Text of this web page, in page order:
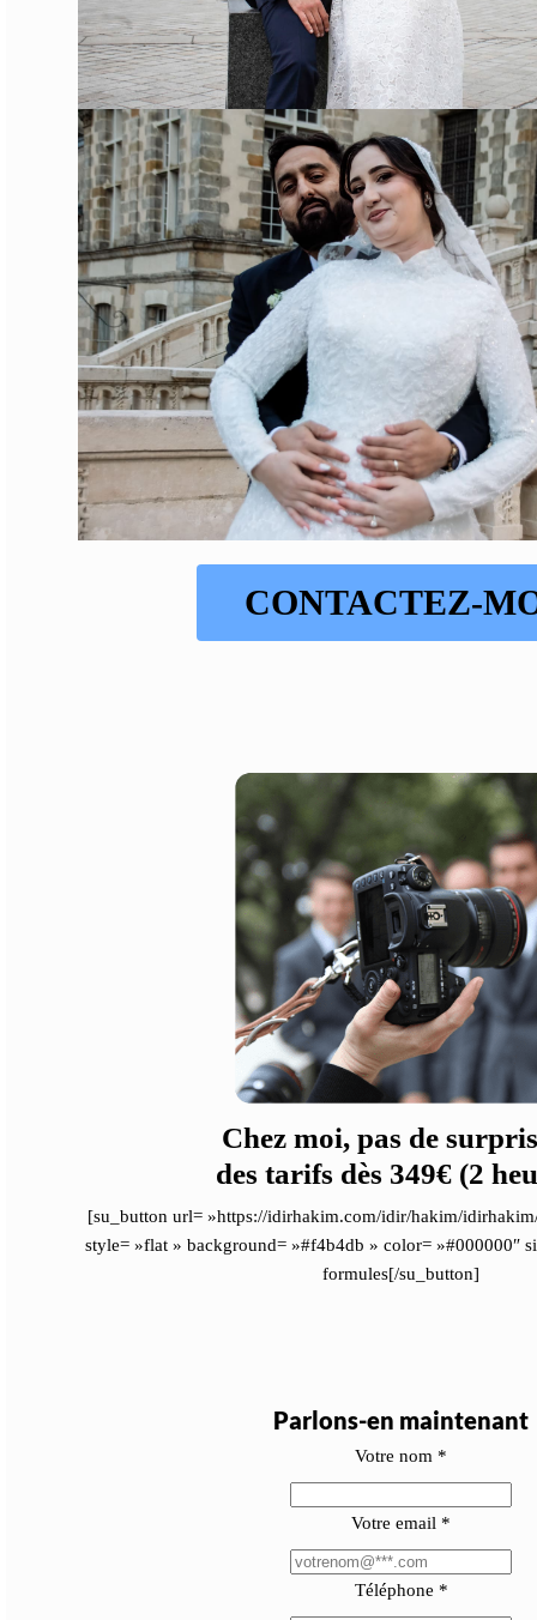
CONTACTEZ-
Chez moi, pas de
des tarifs dès 349€ (2
[su_button url= »https://idirhakim.com/idir/hakim/
style= »flat » background= »#f4b4db » color= »#000000″
formules[/su_button]
Parlons-en maintenant
Votre nom *
Votre email *
Téléphone *